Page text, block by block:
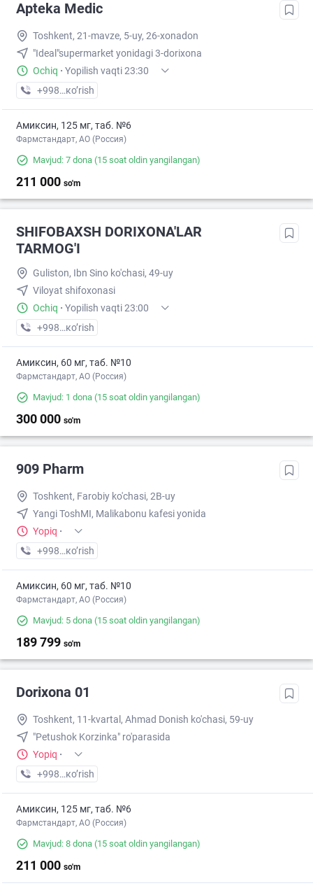
Apteka Medic
Toshkent, 21-mavze, 5-uy, 26-xonadon
"Ideal"supermarket yonidagi 3-dorixona
Ochiq · Yopilish vaqti 23:30
+998 (97) XXX-XX-XX
кo’rish
Амиксин, 125 мг, таб. №6
Фармстандарт, АО (Россия)
Mavjud: 7 dona (15 soat oldin yangilangan)
211 000 so'm
SHIFOBAXSH DORIXONA'LAR
TARMOG'I
Guliston, Ibn Sino ko'chasi, 49-uy
Viloyat shifoxonasi
Ochiq · Yopilish vaqti 23:00
+998 (94) XXX-XX-XX
кo’rish
Амиксин, 60 мг, таб. №10
Фармстандарт, АО (Россия)
Mavjud: 1 dona (15 soat oldin yangilangan)
300 000 so'm
909 Pharm
Toshkent, Farobiy ko'chasi, 2B-uy
Yangi ToshMI, Malikabonu kafesi yonida
Yopiq ·
+998 (95) XXX-XX-XX
кo’rish
Амиксин, 60 мг, таб. №10
Фармстандарт, АО (Россия)
Mavjud: 5 dona (15 soat oldin yangilangan)
189 799 so'm
Dorixona 01
Toshkent, 11-kvartal, Ahmad Donish ko'chasi, 59-uy
"Petushok Korzinka" ro'parasida
Yopiq ·
+998 (97) XXX-XX-XX
кo’rish
Амиксин, 125 мг, таб. №6
Фармстандарт, АО (Россия)
Mavjud: 8 dona (15 soat oldin yangilangan)
211 000 so'm